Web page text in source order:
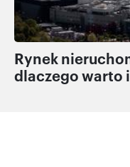
Rynek
dlaczego warto